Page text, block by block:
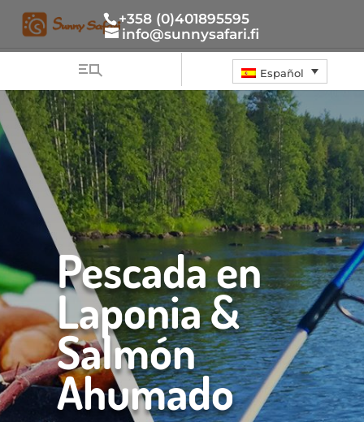
+358 (0)401895595
info@sunnysafari.fi
Español
Pescada en
Laponia &
Salmón
Ahumado